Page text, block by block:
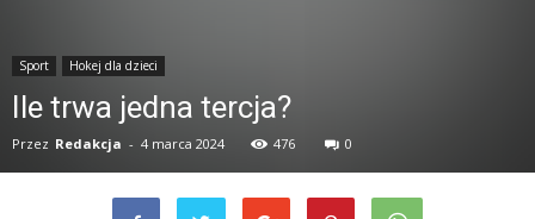
Sport Hokej dla dzieci
Ile trwa jedna tercja?
Przez Redakcja - 4 marca 2024 476 0